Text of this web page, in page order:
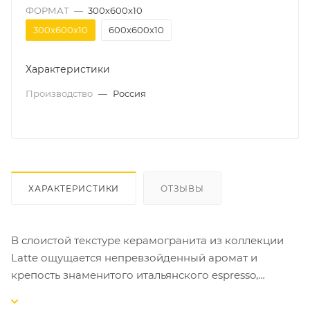
ФОРМАТ — 300х600х10
300х600х10
600х600х10
Характеристики
Производство — Россия
ХАРАКТЕРИСТИКИ ОТЗЫВЫ
В слоистой текстуре керамогранита из коллекции
Latte ощущается непревзойденный аромат и
крепость знаменитого итальянского espresso,